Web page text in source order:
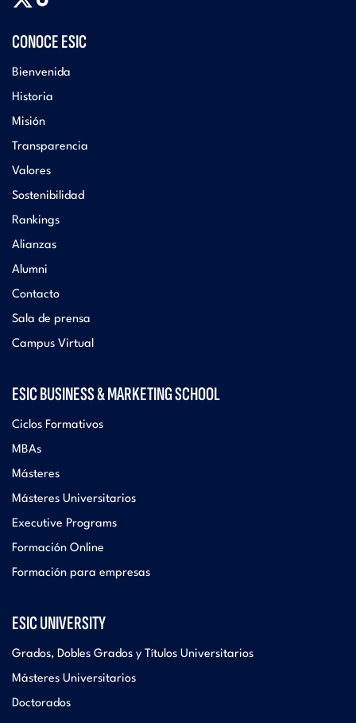
CONOCE ESIC
Bienvenida
Historia
Misión
Transparencia
Valores
Sostenibilidad
Rankings
Alianzas
Alumni
Contacto
Sala de prensa
Campus Virtual
ESIC BUSINESS & MARKETING SCHOOL
Ciclos Formativos
MBAs
Másteres
Másteres Universitarios
Executive Programs
Formación Online
Formación para empresas
ESIC UNIVERSITY
Grados, Dobles Grados y Títulos Universitarios
Másteres Universitarios
Doctorados